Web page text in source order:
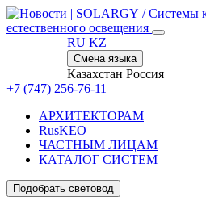
/ Системы
естественного освещения
RU KZ
Смена языка
Казахстан Россия
+7 (747) 256-76-11
АРХИТЕКТОРАМ
RusKEO
ЧАСТНЫМ ЛИЦАМ
КАТАЛОГ СИСТЕМ
Подобрать световод